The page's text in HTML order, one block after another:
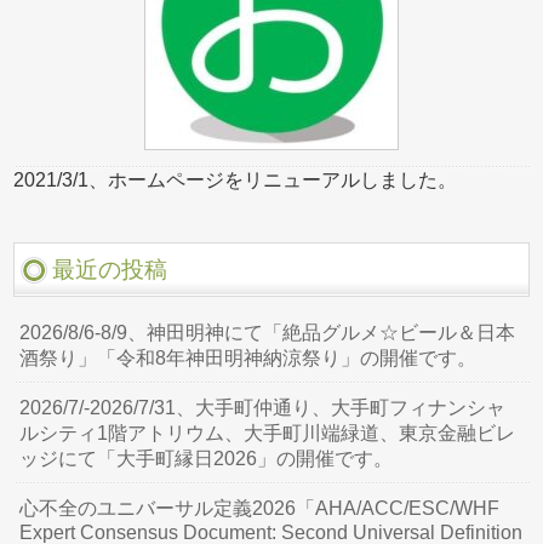
2021/3/1、ホームページをリニューアルしました。
最近の投稿
2026/8/6-8/9、神田明神にて「絶品グルメ☆ビール＆日本
酒祭り」「令和8年神田明神納涼祭り」の開催です。
2026/7/-2026/7/31、大手町仲通り、大手町フィナンシャ
ルシティ1階アトリウム、大手町川端緑道、東京金融ビレ
ッジにて「大手町縁日2026」の開催です。
心不全のユニバーサル定義2026「AHA/ACC/ESC/WHF
Expert Consensus Document: Second Universal Definition